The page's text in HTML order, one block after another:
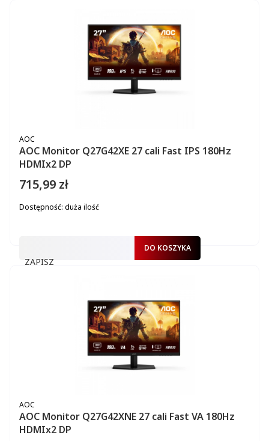
AOC Monitor Q27G42XE 27 cali Fast IPS 180Hz
HDMIx2 DP
PRODUCENT
AOC
Cena
715,99 zł
Dostępność: duża ilość
ZAPISZ
DO KOSZYKA
AOC Monitor Q27G42XNE 27 cali Fast VA 180Hz
HDMIx2 DP
PRODUCENT
AOC